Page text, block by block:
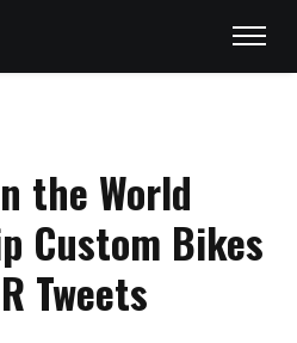
the World
Custom Bikes
Tweets